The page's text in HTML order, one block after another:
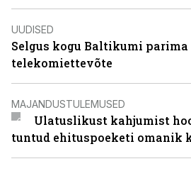
UUDISED
Selgus kogu Baltikumi parima
telekomiettevõte
MAJANDUSTULEMUSED
Ulatuslikust kahjumist
tuntud ehituspoeketi omanik